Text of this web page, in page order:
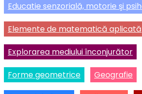
Educatie senzorială, motorie şi
Elemente de matematică aplicată
Explorarea mediului înconjurător
Forme geometrice Geografie